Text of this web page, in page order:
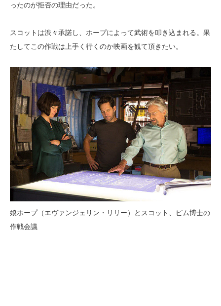
ったのが拒否の理由だった。
スコットは渋々承諾し、ホープによって武術を叩き込まれる。果
たしてこの作戦は上手く行くのか映画を観て頂きたい。
娘ホープ（エヴァンジェリン・リリー）とスコット、ピム博士の
作戦会議